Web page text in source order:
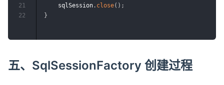
    sqlSession
. close( ) ;
}
21
22
五、SqlSessionFactory 创建过程